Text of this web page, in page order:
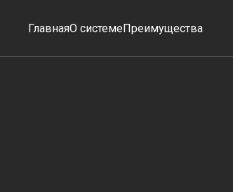
ГлавнаяО системеПреимущества